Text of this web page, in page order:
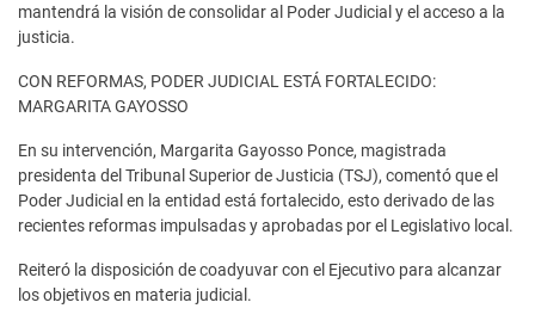
mantendrá la visión de consolidar al Poder Judicial y el acceso a la
justicia.
CON REFORMAS, PODER JUDICIAL ESTÁ FORTALECIDO:
MARGARITA GAYOSSO
En su intervención, Margarita Gayosso Ponce, magistrada
presidenta del Tribunal Superior de Justicia (TSJ), comentó que el
Poder Judicial en la entidad está fortalecido, esto derivado de las
recientes reformas impulsadas y aprobadas por el Legislativo local.
Reiteró la disposición de coadyuvar con el Ejecutivo para alcanzar
los objetivos en materia judicial.